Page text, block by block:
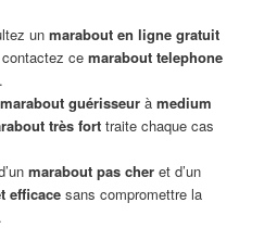
un marabout en ligne gratuit
ce marabout telephone
marabout guérisseurà medium
très forttraite chaque cas
marabout pas cheret d’un
efficacesans compromettre la